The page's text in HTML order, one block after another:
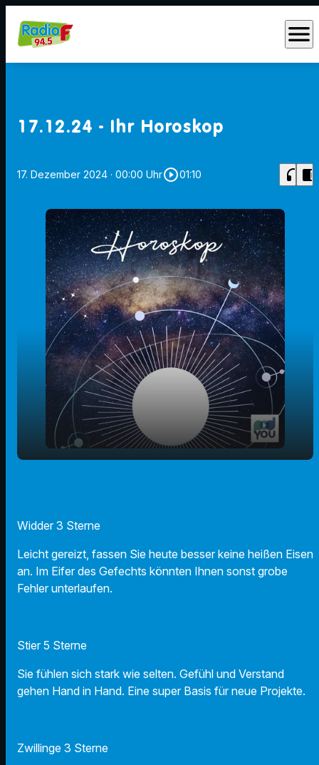
menu
17.12.24 - Ihr Horoskop
17. Dezember 2024 · 00:00 Uhrplay_circle_outline01:10 headphones chrome_reader_mode
Widder 3 Sterne
Leicht gereizt, fassen Sie heute besser keine heißen Eisen
an. Im Eifer des Gefechts könnten Ihnen sonst grobe
Fehler unterlaufen.
Stier 5 Sterne
Sie fühlen sich stark wie selten. Gefühl und Verstand
gehen Hand in Hand. Eine super Basis für neue Projekte.
Zwillinge 3 Sterne